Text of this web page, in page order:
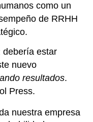
como un
de RRHH
debería estar
nuevo
resultados.
Press.
nuestra empresa